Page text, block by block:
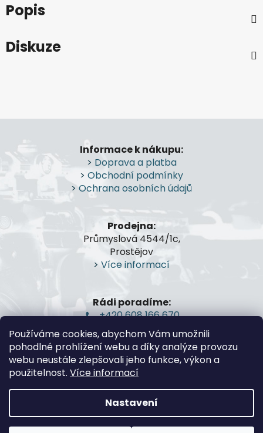
Používáme cookies, abychom Vám umožnili
pohodlné prohlížení webu a díky analýze provozu
webu neustále zlepšovali jeho funkce, výkon a
použitelnost. Více informací
Nastavení
Popis
Diskuze
p
a
Informace k nákupu:
> Doprava a platba
> Obchodní podmínky
> Ochrana osobních údajů
Prodejna:
Průmyslová 4544/1c,
Prostějov
> Více informací
Rádi poradíme:
+420 608 166 670
gsa@gsa-shop.cz